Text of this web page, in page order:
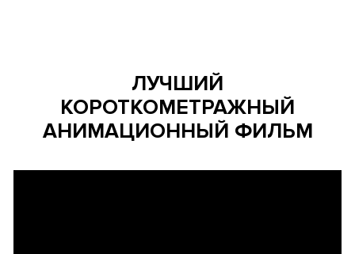
ЛУЧШИЙ
КОРОТКОМЕТРАЖНЫЙ
АНИМАЦИОННЫЙ ФИЛЬМ